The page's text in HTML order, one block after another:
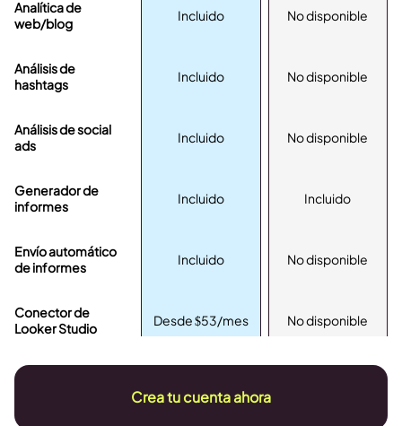
Analítica de
web/blog
Incluido No disponible
Análisis de
hashtags
Incluido No disponible
Análisis de social
ads
Incluido No disponible
Generador de
informes
Incluido Incluido
Envío automático
de informes
Incluido No disponible
Conector de
Looker Studio
Desde $53/mes No disponible
Crea tu cuenta ahora